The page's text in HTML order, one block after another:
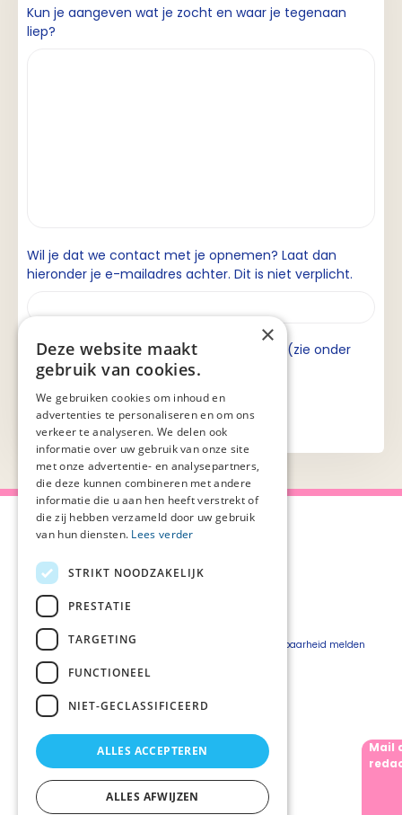
Kun je aangeven wat je zocht en waar je tegenaan
liep?
Wil je dat we contact met je opnemen? Laat dan
hieronder je e-mailadres achter. Dit is niet verplicht.
Ik ga akkoord met de privacyverklaring (zie onder
aan de pagina).
Over Palliaweb
Over PZNL
Pers
Vacatures
Webshop
Privacyverklaring
Beveiligingskwetsbaarheid melden
Mail
×
Deze website maakt
gebruik van cookies.
We gebruiken cookies om inhoud en
advertenties te personaliseren en om ons
verkeer te analyseren. We delen ook
informatie over uw gebruik van onze site
met onze advertentie- en analysepartners,
die deze kunnen combineren met andere
informatie die u aan hen heeft verstrekt of
die zij hebben verzameld door uw gebruik
van hun diensten. Lees verder
STRIKT NOODZAKELIJK
PRESTATIE
TARGETING
FUNCTIONEEL
NIET-GECLASSIFICEERD
ALLES ACCEPTEREN
ALLES AFWIJZEN